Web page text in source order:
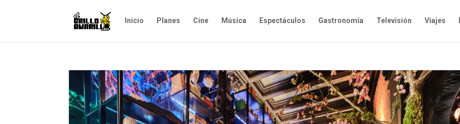
Inicio Planes Cine Música Espectáculos Gastronomía Televisión Viajes